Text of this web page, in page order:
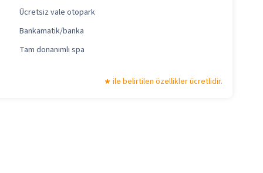
Ücretsiz vale otopark
Bankamatik/banka
Tam donanımlı spa
ile belirtilen özellikler ücretlidir.